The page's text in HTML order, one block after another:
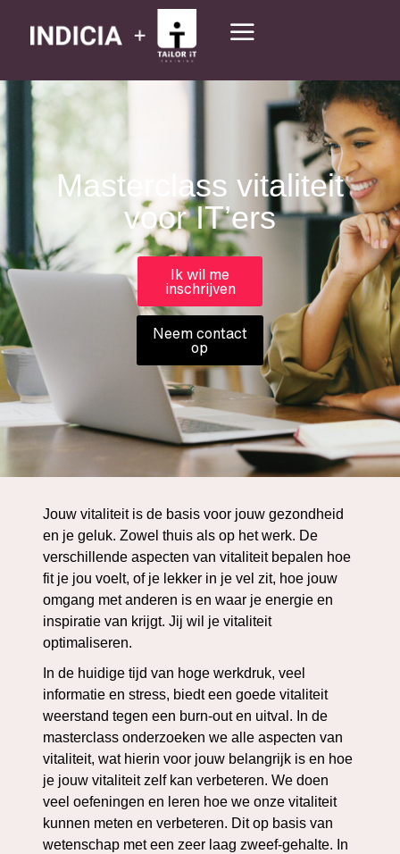
Masterclass vitaliteit
voor IT’ers
Ik wil me
inschrijven
Neem contact
op
Jouw vitaliteit is de basis voor jouw gezondheid
en je geluk. Zowel thuis als op het werk. De
verschillende aspecten van vitaliteit bepalen hoe
fit je jou voelt, of je lekker in je vel zit, hoe jouw
omgang met anderen is en waar je energie en
inspiratie van krijgt. Jij wil je vitaliteit
optimaliseren.
In de huidige tijd van hoge werkdruk, veel
informatie en stress, biedt een goede vitaliteit
weerstand tegen een burn-out en uitval. In de
masterclass onderzoeken we alle aspecten van
vitaliteit, wat hierin voor jouw belangrijk is en hoe
je jouw vitaliteit zelf kan verbeteren. We doen
veel oefeningen en leren hoe we onze vitaliteit
kunnen meten en verbeteren. Dit op basis van
wetenschap met een zeer laag zweef-gehalte. In